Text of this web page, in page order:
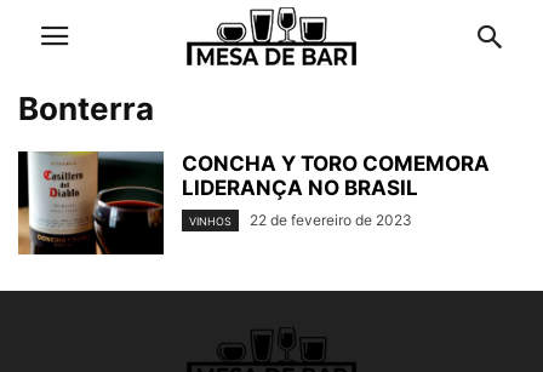
Bonterra
CONCHA Y TORO COMEMORA
LIDERANÇA NO BRASIL
VINHOS 22 de fevereiro de 2023